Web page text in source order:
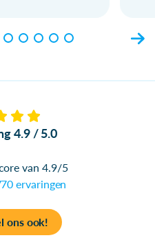
4.9 / 5.0
van 4.9/5
ervaringen
ons ook!